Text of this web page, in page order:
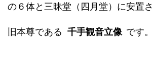
の６体と三昧堂（四月堂）に安置
旧本尊である 千手観音立像 です。